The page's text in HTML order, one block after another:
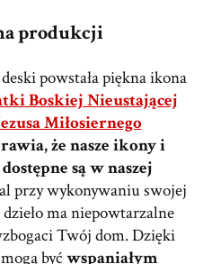
produkcji
powstała piękna ikona
Boskiej Nieustającej
Miłosiernego
że nasze ikony i
są w naszej
przy wykonywaniu swojej
ma niepowtarzalne
Twój dom. Dzięki
byćwspaniałym